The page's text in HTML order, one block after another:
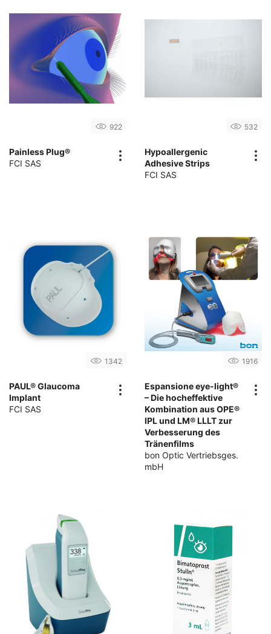
922
Painless Plug®
FCI SAS
532
Hypoallergenic
Adhesive Strips
FCI SAS
1342
PAUL® Glaucoma
Implant
FCI SAS
1916
Espansione eye-light®
– Die hocheffektive
Kombination aus OPE®
IPL und LM® LLLT zur
Verbesserung des
Tränenfilms
bon Optic Vertriebsges.
mbH